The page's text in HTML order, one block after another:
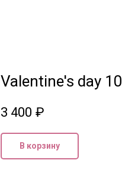
Valentine's day 10
3 400 ₽
В корзину